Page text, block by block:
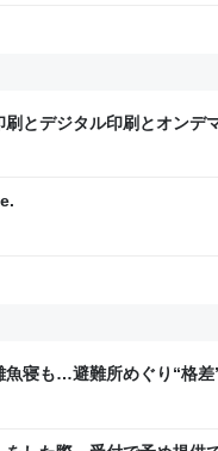
とデジタル印刷とオンデ
魚寝も…避難所めぐり“格
｜FNNプライムオンライ